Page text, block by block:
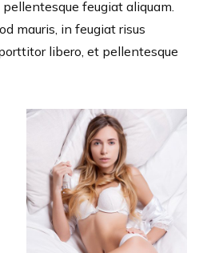
feugiat aliquam.
mauris, in feugiat risus
libero, et pellentesque